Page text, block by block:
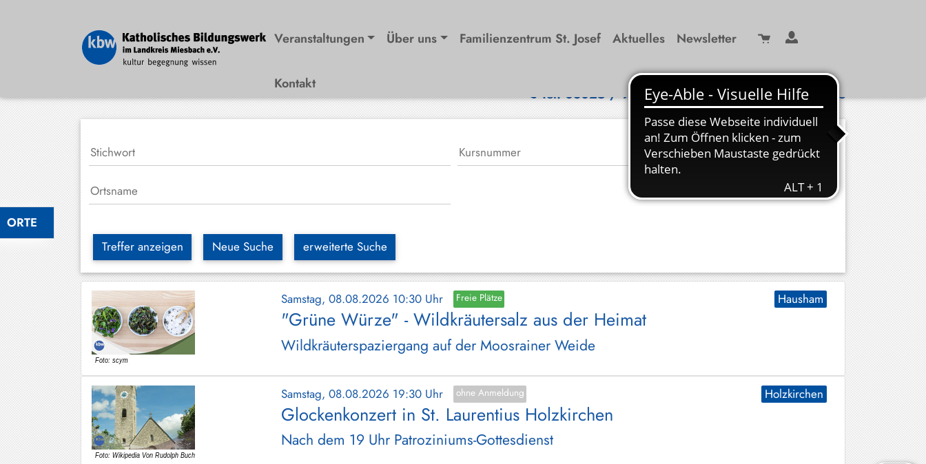
ORTE
Veranstaltungen Über uns Familienzentrum St. Josef Aktuelles Newsletter
Kontakt
Tel. 08025 / 99 29-0 info(at)kbw-miesbach.de
Treffer anzeigen Neue Suche erweiterte Suche
Samstag, 08.08.2026 10:30 Uhr Freie Plätze Hausham
"Grüne Würze" - Wildkräutersalz aus der Heimat
Wildkräuterspaziergang auf der Moosrainer Weide
Samstag, 08.08.2026 19:30 Uhr ohne Anmeldung Holzkirchen
Glockenkonzert in St. Laurentius Holzkirchen
Nach dem 19 Uhr Patroziniums-Gottesdienst
Wiessee
Bayrischzell
Darching
Elbach
Gmund
Großhartpenning
Hausham
Holzkirchen
Hundham
Irschenberg
Kreuth
Leitzachtal
Miesbach
Neuhaus